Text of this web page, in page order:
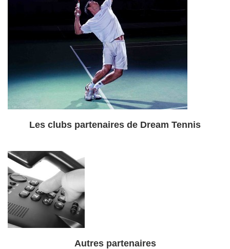
Les clubs partenaires de Dream Tennis
Autres partenaires